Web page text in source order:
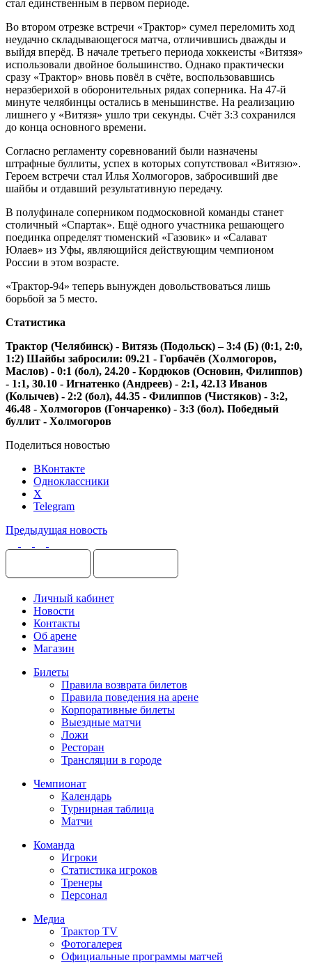
стал единственным в первом периоде.
Во втором отрезке встречи «Трактор» сумел переломить ход
неудачно складывающегося матча, отличившись дважды и
выйдя вперёд. В начале третьего периода хоккеисты «Витязя»
использовали двойное большинство. Однако практически
сразу «Трактор» вновь повёл в счёте, воспользовавшись
неразберихой в оборонительных рядах соперника. На 47-й
минуте челябинцы остались в меньшинстве. На реализацию
лишнего у «Витязя» ушло три секунды. Счёт 3:3 сохранился
до конца основного времени.
Согласно регламенту соревнований были назначены
штрафные буллиты, успех в которых сопутствовал «Витязю».
Героем встречи стал Илья Холмогоров, забросивший две
шайбы и отдавший результативную передачу.
В полуфинале соперником подмосковной команды станет
столичный «Спартак». Ещё одного участника решающего
поединка определят тюменский «Газовик» и «Салават
Юлаев» из Уфы, являющийся действующим чемпионом
России в этом возрасте.
«Трактор-94» теперь вынужден довольствоваться лишь
борьбой за 5 место.
Статистика
Трактор (Челябинск) - Витязь (Подольск) – 3:4 (Б) (0:1, 2:0,
1:2) Шайбы забросили: 09.21 - Горбачёв (Холмогоров,
Маслов) - 0:1 (бол), 24.20 - Кордюков (Основин, Филиппов)
- 1:1, 30.10 - Игнатенко (Андреев) - 2:1, 42.13 Иванов
(Колычев) - 2:2 (бол), 44.35 - Филиппов (Чистяков) - 3:2,
46.48 - Холмогоров (Гончаренко) - 3:3 (бол). Победный
буллит - Холмогоров
Поделиться новостью
ВКонтакте
Одноклассники
X
Telegram
Предыдущая новость
Личный кабинет
Новости
Контакты
Об арене
Магазин
Билеты
Правила возврата билетов
Правила поведения на арене
Корпоративные билеты
Выездные матчи
Ложи
Ресторан
Трансляции в городе
Чемпионат
Календарь
Турнирная таблица
Матчи
Команда
Игроки
Статистика игроков
Тренеры
Персонал
Медиа
Трактор TV
Фотогалерея
Официальные программы матчей